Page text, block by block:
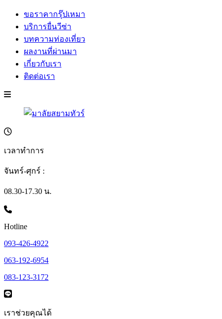
ขอราคากรุ๊ปเหมา
บริการยื่นวีซ่า
บทความท่องเที่ยว
ผลงานที่ผ่านมา
เกี่ยวกับเรา
ติดต่อเรา
เวลาทำการ
จันทร์-ศุกร์ :
08.30-17.30 น.
Hotline
093-426-4922
063-192-6954
083-123-3172
เราช่วยคุณได้